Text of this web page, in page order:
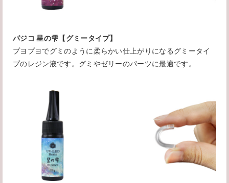
パジコ 星の雫【グミータイプ】
プヨプヨでグミのように柔らかい仕上がりになるグミータイ
プのレジン液です。グミやゼリーのパーツに最適です。